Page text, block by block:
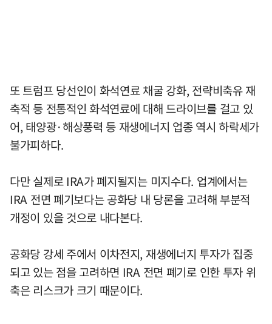
또 트럼프 당선인이 화석연료 채굴 강화, 전략비축유 재
축적 등 전통적인 화석연료에 대해 드라이브를 걸고 있
어, 태양광·해상풍력 등 재생에너지 업종 역시 하락세가
불가피하다.
다만 실제로 IRA가 폐지될지는 미지수다. 업계에서는
IRA 전면 폐기보다는 공화당 내 당론을 고려해 부분적
개정이 있을 것으로 내다본다.
공화당 강세 주에서 이차전지, 재생에너지 투자가 집중
되고 있는 점을 고려하면 IRA 전면 폐기로 인한 투자 위
축은 리스크가 크기 때문이다.